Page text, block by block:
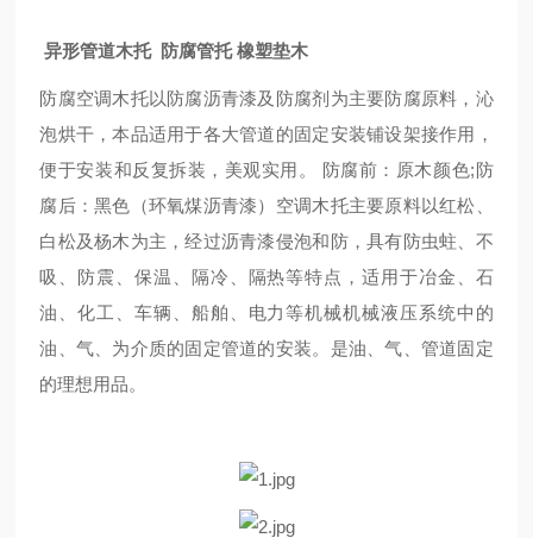
异形管道木托 防腐管托 橡塑垫木
防腐空调木托以防腐沥青漆及防腐剂为主要防腐原料，沁
泡烘干，本品适用于各大管道的固定安装铺设架接作用，
便于安装和反复拆装，美观实用。 防腐前：原木颜色;防
腐后：黑色（环氧煤沥青漆）空调木托主要原料以红松、
白松及杨木为主，经过沥青漆侵泡和防，具有防虫蛀、不
吸、防震、保温、隔冷、隔热等特点，适用于冶金、石
油、化工、车辆、船舶、电力等机械机械液压系统中的
油、气、为介质的固定管道的安装。是油、气、管道固定
的理想用品。